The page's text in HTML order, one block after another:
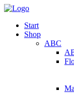
Start
Shop
ABC